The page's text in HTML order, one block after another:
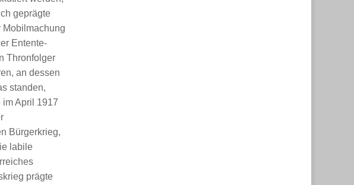
geprägte
Entente-
Thronfolger
an dessen
standen,
April 1917
Bürgerkrieg,
labile
prägte